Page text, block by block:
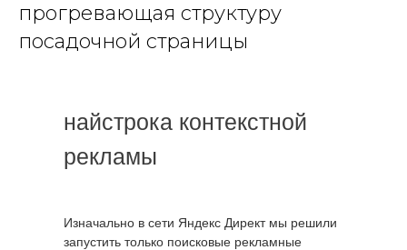
прогревающая структуру
посадочной страницы
найстрока контекстной
рекламы
Изначально в сети Яндекс Директ мы решили
запустить только поисковые рекламные